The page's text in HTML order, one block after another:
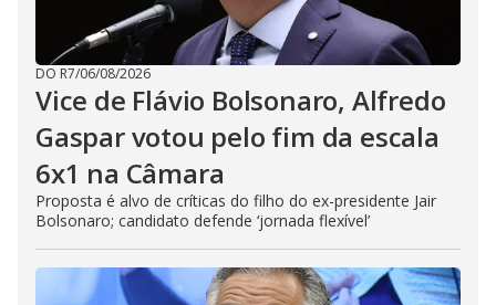
DO R7/06/08/2026
Vice de Flávio Bolsonaro, Alfredo
Gaspar votou pelo fim da escala
6x1 na Câmara
Proposta é alvo de críticas do filho do ex-presidente Jair
Bolsonaro; candidato defende ‘jornada flexível’